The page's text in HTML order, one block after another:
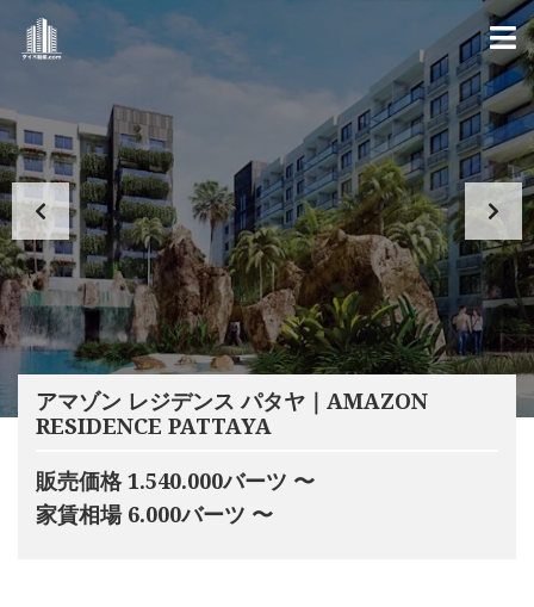
アマゾン レジデンス パタヤ｜AMAZON
RESIDENCE PATTAYA
販売価格 1.540.000バーツ 〜
家賃相場 6.000バーツ 〜